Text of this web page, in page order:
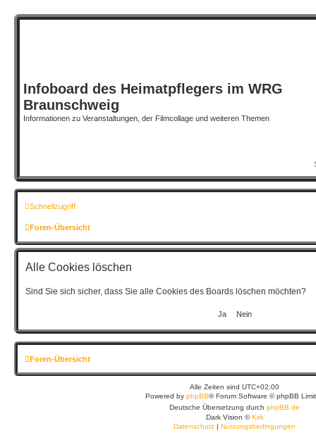
Infoboard des Heimatpflegers im WRG
Braunschweig
Informationen zu Veranstaltungen, der Filmcollage und weiteren Themen
Schnellzugriff
Foren-Übersicht
Alle Cookies löschen
Sind Sie sich sicher, dass Sie alle Cookies des Boards löschen möchten?
Foren-Übersicht
Alle Zeiten sind UTC+02:00
Powered by phpBB® Forum Software © phpBB
Deutsche Übersetzung durch phpBB.de
Dark Vision ©Kirk
Datenschutz | Nutzungsbedingungen